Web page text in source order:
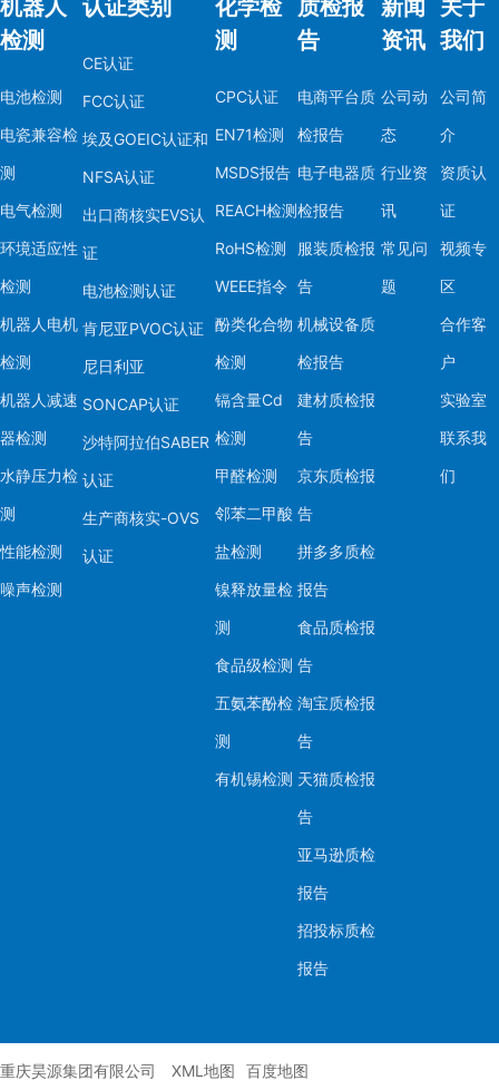
机器人
检测
电池检测
电瓷兼容检
测
电气检测
环境适应性
检测
机器人电机
检测
机器人减速
器检测
水静压力检
测
性能检测
噪声检测
认证类别
CE认证
FCC认证
埃及GOEIC认证和
NFSA认证
出口商核实EVS认
证
电池检测认证
肯尼亚PVOC认证
尼日利亚
SONCAP认证
沙特阿拉伯SABER
认证
生产商核实-OVS
认证
化学检
测
CPC认证
EN71检测
MSDS报告
REACH检测
RoHS检测
WEEE指令
酚类化合物
检测
镉含量Cd
检测
甲醛检测
邻苯二甲酸
盐检测
镍释放量检
测
食品级检测
五氨苯酚检
测
有机锡检测
质检报
告
电商平台质
检报告
电子电器质
检报告
服装质检报
告
机械设备质
检报告
建材质检报
告
京东质检报
告
拼多多质检
报告
食品质检报
告
淘宝质检报
告
天猫质检报
告
亚马逊质检
报告
招投标质检
报告
新闻
资讯
公司动
态
行业资
讯
常见问
题
关于
我们
公司简
介
资质认
证
视频专
区
合作客
户
实验室
联系我
们
重庆昊源集团有限公司 XML地图 百度地图